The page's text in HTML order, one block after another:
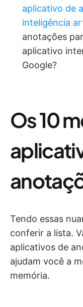
aplicativo de
inteligência
anotações
aplicativo
Google?
Os 10
Tendo essas
conferir a lista.
aplicativos de
ajudam você a
memória.